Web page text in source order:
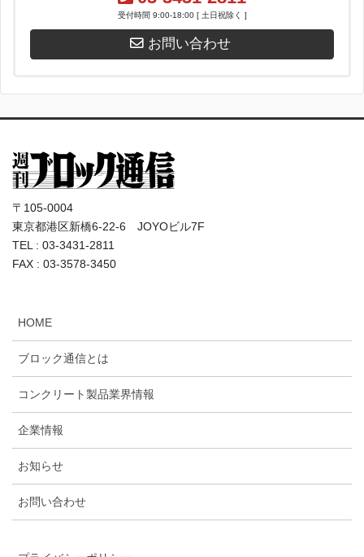
受付時間 9:00-18:00 [ 土日祝除く ]
お問い合わせ
〒105-0004
東京都港区新橋6-22-6 JOYOビル7F
TEL : 03-3431-2811
FAX : 03-3578-3450
HOME
ブロック通信とは
コンクリート製品業界情報
企業情報
お知らせ
お問い合わせ